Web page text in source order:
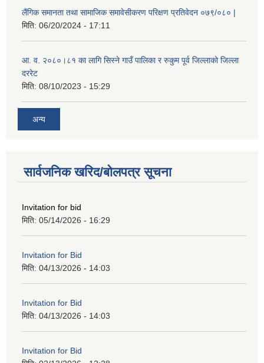
लैंगिक समानता तथा सामाजिक समावेसीकरण परिक्षण प्रतिवेदन ०७९/०८० |
मिति: 06/20/2024 - 17:11
आ. व. २०८०।८१ का लागि सिस्ने गाउँ पालिका र रुकुम पूर्व जिल्लाको जिल्ला
दररेट
मिति: 08/10/2023 - 15:29
अन्य
सार्वजनिक खरिद/बोलपत्र सूचना
Invitation for bid
मिति: 05/14/2026 - 16:29
Invitation for Bid
मिति: 04/13/2026 - 14:03
Invitation for Bid
मिति: 04/13/2026 - 14:03
Invitation for Bid